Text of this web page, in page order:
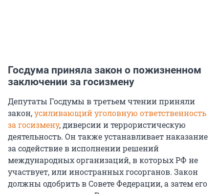
Госдума приняла закон о пожизненном
заключении за госизмену
Депутаты Госдумы в третьем чтении приняли
закон,усиливающий уголовную ответственность
за госизмену, диверсии и террористическую
деятельность. Он также устанавливает наказание
за содействие в исполнении решений
международных организаций, в которых РФ не
участвует, или иностранных госорганов. Закон
должны одобрить в Совете Федерации, а затем его